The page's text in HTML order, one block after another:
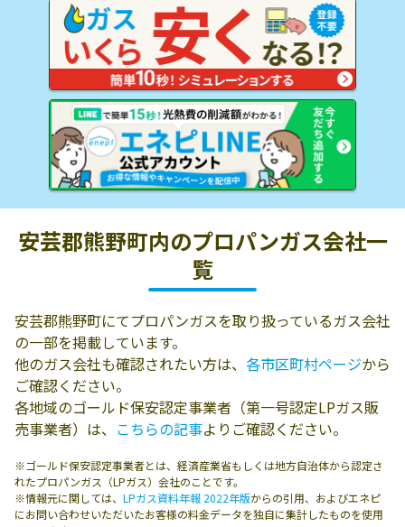
安芸郡熊野町内のプロパンガス会社一
覧
安芸郡熊野町にてプロパンガスを取り扱っているガス会社
の一部を掲載しています。
他のガス会社も確認されたい方は、 各市区町村ページから
ご確認ください。
各地域のゴールド保安認定事業者（第一号認定LPガス販
売事業者）は、 こちらの記事よりご確認ください。
※ゴールド保安認定事業者とは、経済産業省もしくは地方自治体から認定さ
れたプロパンガス（LPガス）会社のことです。
※情報元に関しては、 LPガス資料年報 2022年版からの引用、およびエネピ
にお問い合わせいただいたお客様の料金データを独自に集計したものを使用